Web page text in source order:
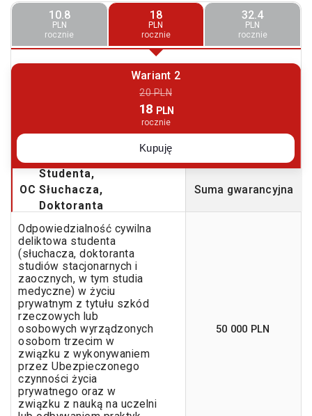
10.8
PLN
rocznie
18
PLN
rocznie
32.4
PLN
rocznie
Wariant 2
20 PLN
18 PLN
rocznie
Kupuję
OC
Studenta,
Słuchacza,
Doktoranta
Suma gwarancyjna
Odpowiedzialność cywilna
deliktowa studenta
(słuchacza, doktoranta
studiów stacjonarnych i
zaocznych, w tym studia
medyczne) w życiu
prywatnym z tytułu szkód
rzeczowych lub
osobowych wyrządzonych
osobom trzecim w
związku z wykonywaniem
przez Ubezpieczonego
czynności życia
prywatnego oraz w
związku z nauką na uczelni
50 000 PLN